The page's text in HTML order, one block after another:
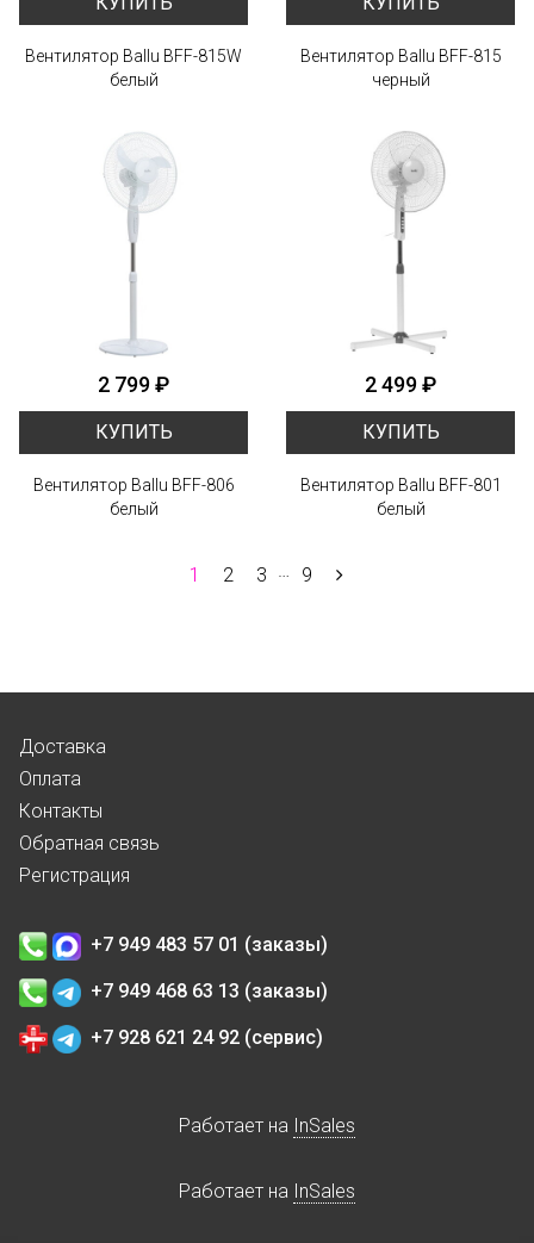
Вентилятор Ballu BFF-815W
белый
Вентилятор Ballu BFF-815
черный
2 799 ₽
КУПИТЬ
Вентилятор Ballu BFF-806
белый
2 499 ₽
КУПИТЬ
Вентилятор Ballu BFF-801
белый
1 2 3 9
Доставка
Оплата
Контакты
Обратная связь
Регистрация
+7 949 483 57 01 (заказы)
+7 949 468 63 13 (заказы)
+7 928 621 24 92 (сервис)
Работает на InSales
Работает на InSales